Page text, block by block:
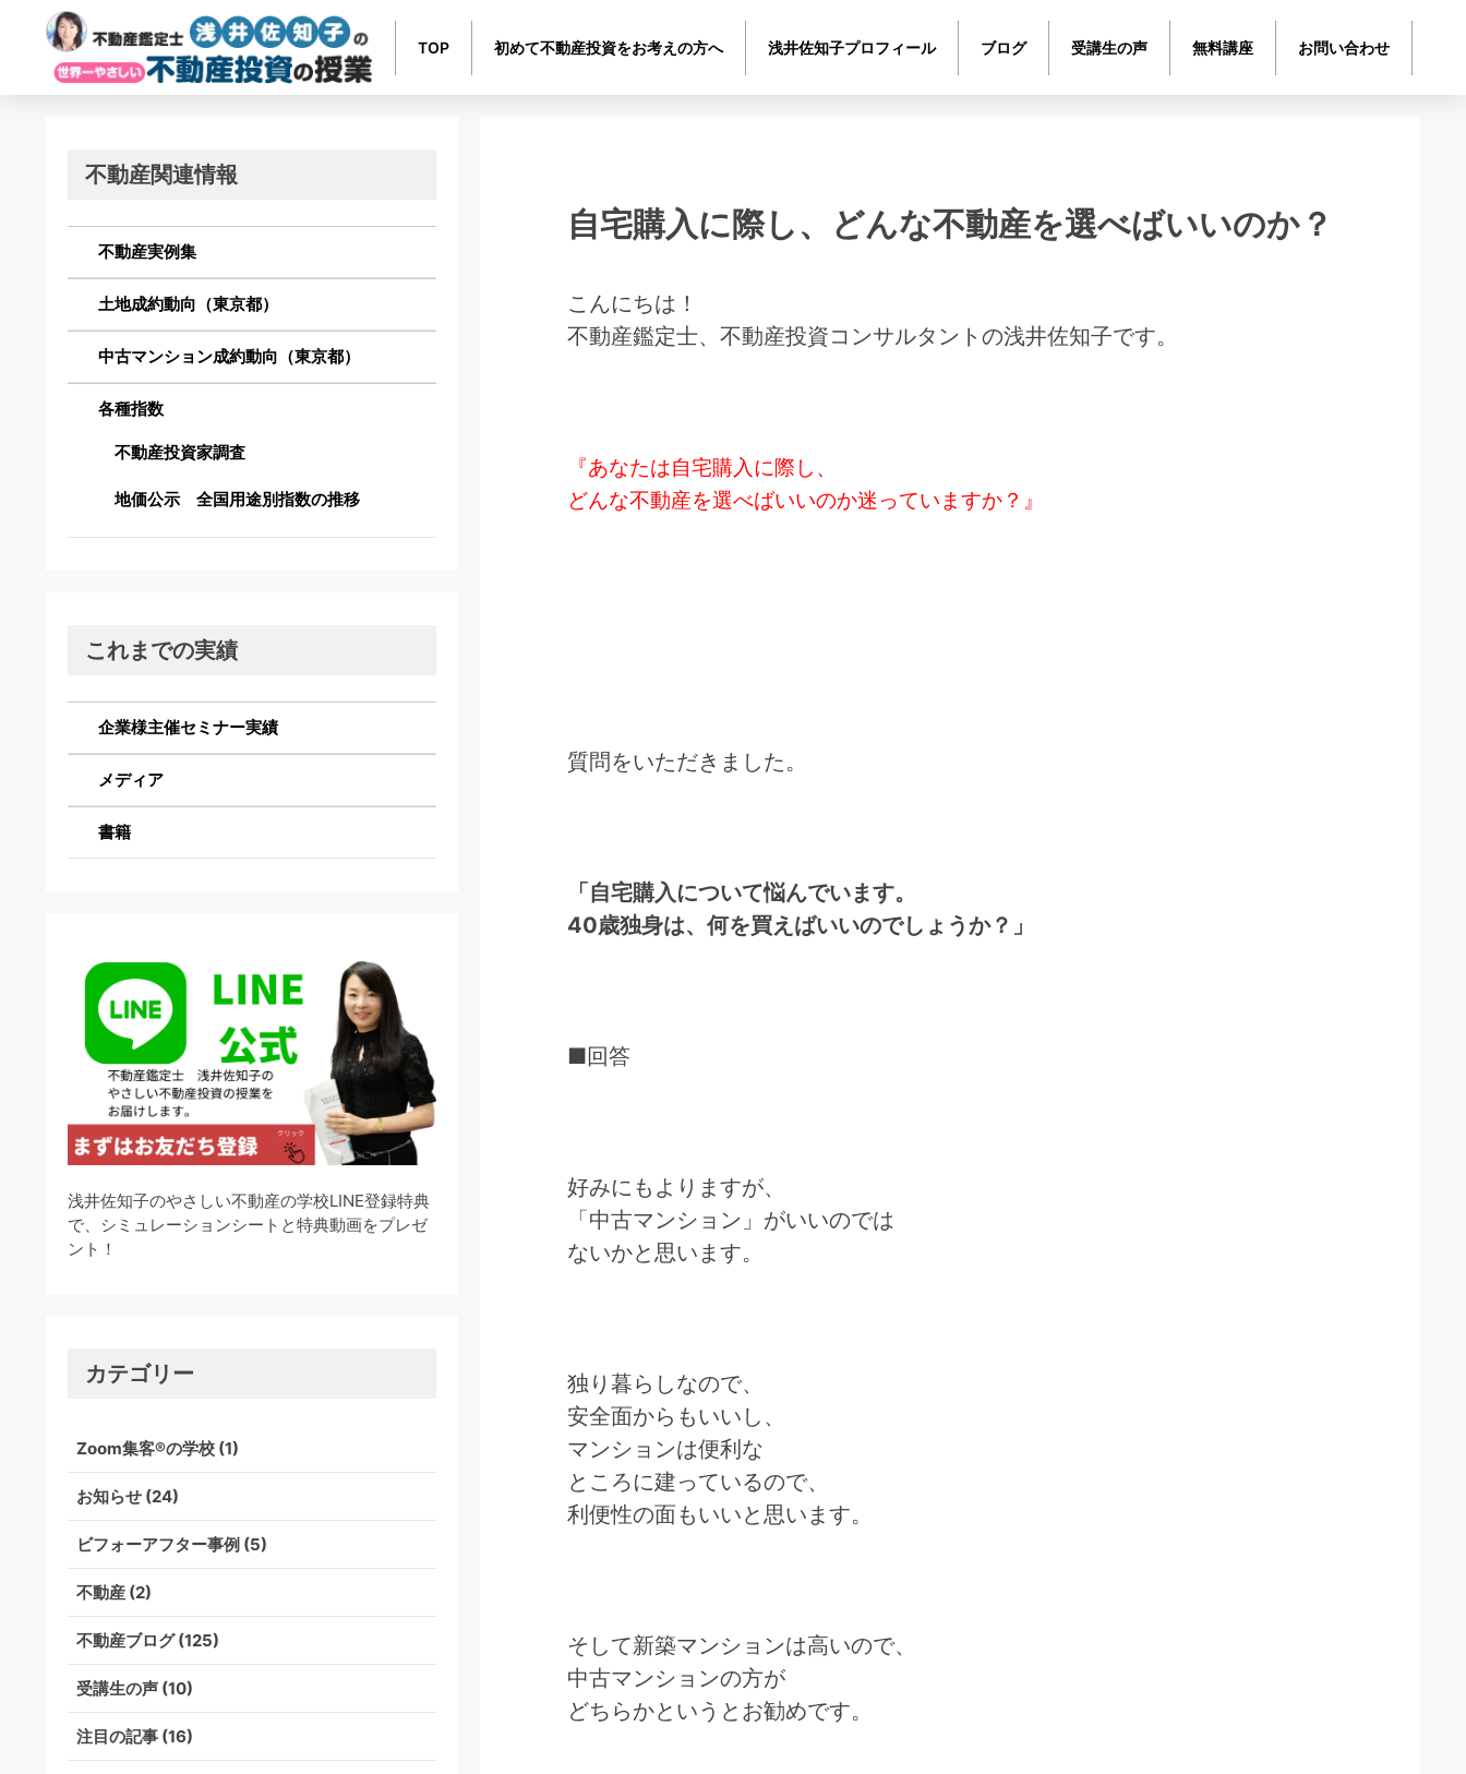
TOP 初めて不動産投資をお考えの方へ 浅井佐知子プロフィール ブログ 受講生の声 無料講座 お問い合わせ
自宅購入に際し、どんな不動産を選べばいいのか？
こんにちは！
不動産鑑定士、不動産投資コンサルタントの浅井佐知子です。
『あなたは自宅購入に際し、
どんな不動産を選べばいいのか迷っていますか？』
質問をいただきました。
「自宅購入について悩んでいます。
40歳独身は、何を買えばいいのでしょうか？」
■回答
好みにもよりますが、
「中古マンション」がいいのでは
ないかと思います。
独り暮らしなので、
安全面からもいいし、
マンションは便利な
ところに建っているので、
利便性の面もいいと思います。
そして新築マンションは高いので、
中古マンションの方が
どちらかというとお勧めです。
不動産関連情報
不動産実例集
土地成約動向（東京都）
中古マンション成約動向（東京都）
各種指数
不動産投資家調査
地価公示 全国用途別指数の推移
これまでの実績
企業様主催セミナー実績
メディア
書籍
浅井佐知子のやさしい不動産の学校LINE登録特典
で、シミュレーションシートと特典動画をプレゼ
ント！
カテゴリー
Zoom集客®の学校(1)
お知らせ(24)
ビフォーアフター事例(5)
不動産(2)
不動産ブログ(125)
受講生の声(10)
注目の記事(16)